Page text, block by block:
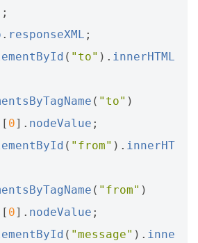
. responseXML ;
( "to" ). innerHTML
( "to" )
[ 0]. nodeValue ;
( "from" ). innerHT
( "from" )
[ 0]. nodeValue ;
( "message" ). inne